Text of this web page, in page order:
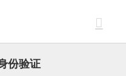
份验证